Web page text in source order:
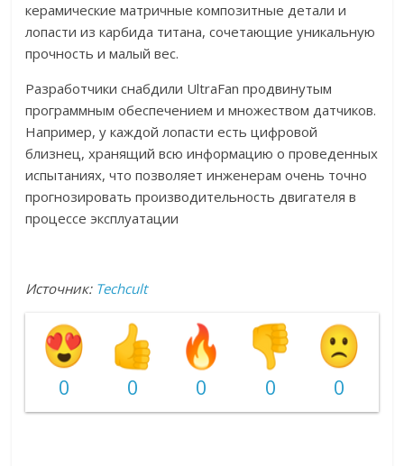
керамические матричные композитные детали и
лопасти из карбида титана, сочетающие уникальную
прочность и малый вес.
Разработчики снабдили UltraFan продвинутым
программным обеспечением и множеством датчиков.
Например, у каждой лопасти есть цифровой
близнец, хранящий всю информацию о проведенных
испытаниях, что позволяет инженерам очень точно
прогнозировать производительность двигателя в
процессеэксплуатации
Источник: Techcult
0 0 0 0 0